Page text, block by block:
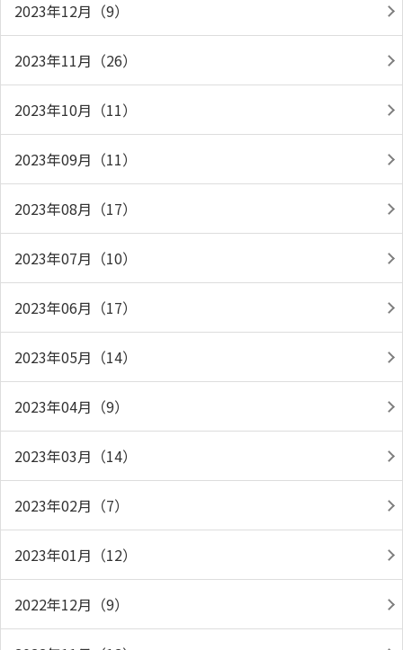
2023年12月（9）
2023年11月（26）
2023年10月（11）
2023年09月（11）
2023年08月（17）
2023年07月（10）
2023年06月（17）
2023年05月（14）
2023年04月（9）
2023年03月（14）
2023年02月（7）
2023年01月（12）
2022年12月（9）